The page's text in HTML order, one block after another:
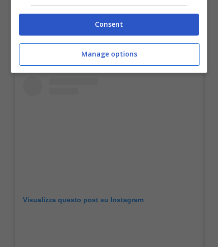
maniera metaforica il tempo stesso.
Visualizza questo post su Instagram
Consent
Manage options